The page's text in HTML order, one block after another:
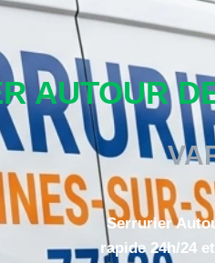
AUTOUR
Serrurier
rapide 24h/24